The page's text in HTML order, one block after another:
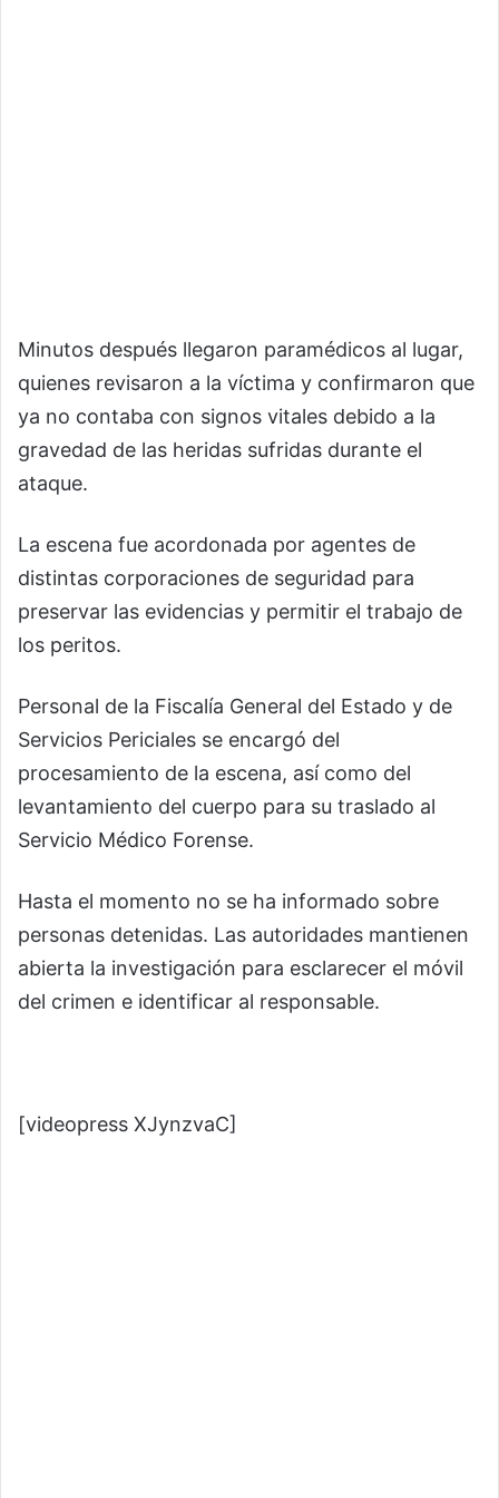
Minutos después llegaron paramédicos al lugar,
quienes revisaron a la víctima y confirmaron que
ya no contaba con signos vitales debido a la
gravedad de las heridas sufridas durante el
ataque.
La escena fue acordonada por agentes de
distintas corporaciones de seguridad para
preservar las evidencias y permitir el trabajo de
los peritos.
Personal de la Fiscalía General del Estado y de
Servicios Periciales se encargó del
procesamiento de la escena, así como del
levantamiento del cuerpo para su traslado al
Servicio Médico Forense.
Hasta el momento no se ha informado sobre
personas detenidas. Las autoridades mantienen
abierta la investigación para esclarecer el móvil
del crimen e identificar al responsable.
[videopress XJynzvaC]